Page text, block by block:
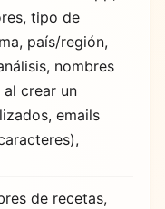
tipo de
país/región,
nombres
crear un
emails
de recetas,